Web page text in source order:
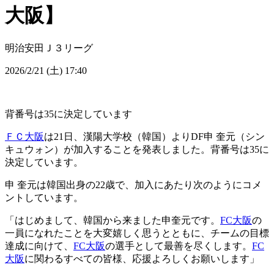
大阪】
明治安田Ｊ３リーグ
2026/2/21 (土) 17:40
背番号は35に決定しています
ＦＣ大阪は21日、漢陽大学校（韓国）よりDF申 奎元（シン
キュウォン）が加入することを発表しました。背番号は35に
決定しています。
申 奎元は韓国出身の22歳で、加入にあたり次のようにコメ
ントしています。
「はじめまして、韓国から来ました申奎元です。 FC大阪の
一員になれたことを大変嬉しく思うとともに、チームの目標
達成に向けて、 FC大阪の選手として最善を尽くします。 FC
大阪に関わるすべての皆様、応援よろしくお願いします」